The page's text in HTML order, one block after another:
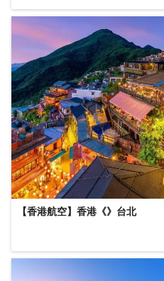
【香港航空】香港《》台北